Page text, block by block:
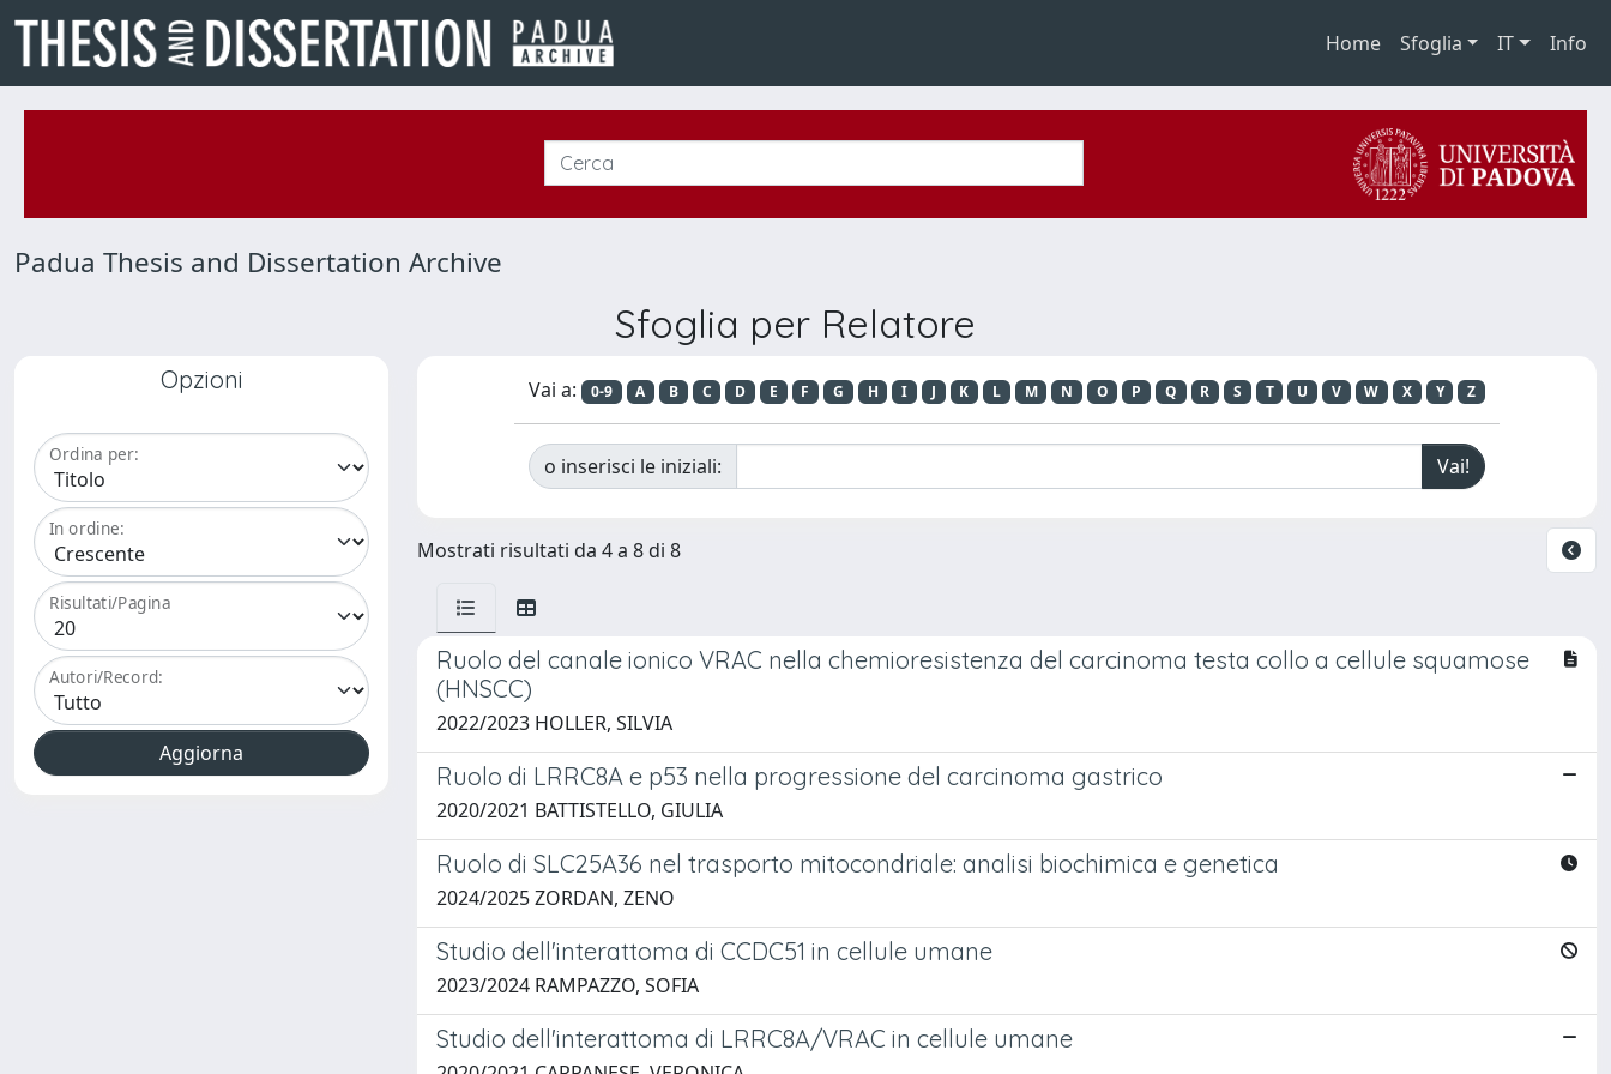
Home Sfoglia IT Info
Padua Thesis and Dissertation Archive
Sfoglia per Relatore
Opzioni
Ordina per:
In ordine:
Risultati/Pagina
Autori/Record:
Vai a: 0-9 A B C D E F G H I J K L M N O P Q R S T U V W X Y Z
o inserisci le iniziali:
Mostrati risultati da 4 a 8 di 8
Ruolo del canale ionico VRAC nella chemioresistenza del carcinoma testa collo a cellule squamose
(HNSCC)
2022/2023 HOLLER, SILVIA
Ruolo di LRRC8A e p53 nella progressione del carcinoma gastrico
2020/2021 BATTISTELLO, GIULIA
Ruolo di SLC25A36 nel trasporto mitocondriale: analisi biochimica e genetica
2024/2025 ZORDAN, ZENO
Studio dell'interattoma di CCDC51 in cellule umane
2023/2024 RAMPAZZO, SOFIA
Studio dell'interattoma di LRRC8A/VRAC in cellule umane